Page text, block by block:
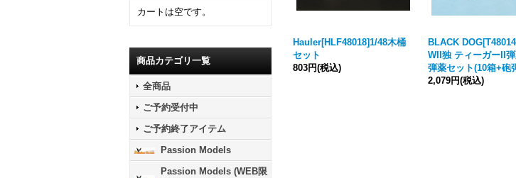
カートは空です。
商品カテゴリ一覧
全商品
ご予約受付中
ご予約終了アイテム
Passion Models
Passion Models (WEB限
Hauler[HLF48018]1/48木桶
セット
803円(税込)
BLACK
WII独 ティーガーII
弾薬セット(10箱+砲
2,079円(税込)